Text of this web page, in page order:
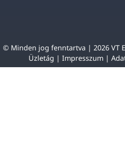
© Minden jog fenntartva | 2026 VT
Üzletág | Impresszum |